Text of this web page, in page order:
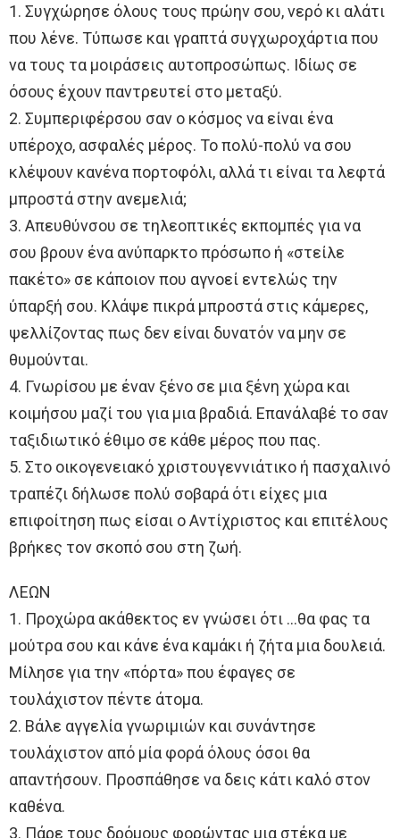
1. Συγχώρησε όλους τους πρώην σου, νερό κι αλάτι
που λένε. Τύπωσε και γραπτά συγχωροχάρτια που
να τους τα μοιράσεις αυτοπροσώπως. Ιδίως σε
όσους έχουν παντρευτεί στο μεταξύ.
2. Συμπεριφέρσου σαν ο κόσμος να είναι ένα
υπέροχο, ασφαλές μέρος. Το πολύ-πολύ να σου
κλέψουν κανένα πορτοφόλι, αλλά τι είναι τα λεφτά
μπροστά στην ανεμελιά;
3. Απευθύνσου σε τηλεοπτικές εκπομπές για να
σου βρουν ένα ανύπαρκτο πρόσωπο ή «στείλε
πακέτο» σε κάποιον που αγνοεί εντελώς την
ύπαρξή σου. Κλάψε πικρά μπροστά στις κάμερες,
ψελλίζοντας πως δεν είναι δυνατόν να μην σε
θυμούνται.
4. Γνωρίσου με έναν ξένο σε μια ξένη χώρα και
κοιμήσου μαζί του για μια βραδιά. Επανάλαβέ το σαν
ταξιδιωτικό έθιμο σε κάθε μέρος που πας.
5. Στο οικογενειακό χριστουγεννιάτικο ή πασχαλινό
τραπέζι δήλωσε πολύ σοβαρά ότι είχες μια
επιφοίτηση πως είσαι ο Αντίχριστος και επιτέλους
βρήκες τον σκοπό σου στη ζωή.
ΛΕΩΝ
1. Προχώρα ακάθεκτος εν γνώσει ότι …θα φας τα
μούτρα σου και κάνε ένα καμάκι ή ζήτα μια δουλειά.
Μίλησε για την «πόρτα» που έφαγες σε
τουλάχιστον πέντε άτομα.
2. Βάλε αγγελία γνωριμιών και συνάντησε
τουλάχιστον από μία φορά όλους όσοι θα
απαντήσουν. Προσπάθησε να δεις κάτι καλό στον
καθένα.
3. Πάρε τους δρόμους φορώντας μια στέκα με